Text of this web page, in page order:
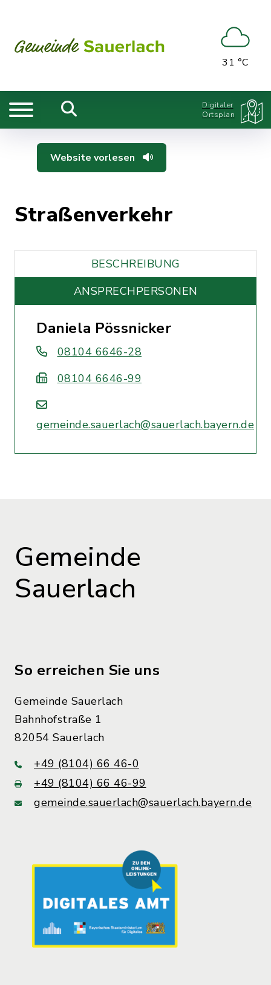
31 °C
Digitaler
Ortsplan
Website vorlesen
Straßenverkehr
BESCHREIBUNG
ANSPRECHPERSONEN
Daniela Pössnicker
08104 6646-28
08104 6646-99
gemeinde.sauerlach@sauerlach.bayern.de
Gemeinde
Sauerlach
So erreichen Sie uns
Gemeinde Sauerlach
Bahnhofstraße 1
82054 Sauerlach
+49 (8104) 66 46-0
+49 (8104) 66 46-99
gemeinde.sauerlach@sauerlach.bayern.de